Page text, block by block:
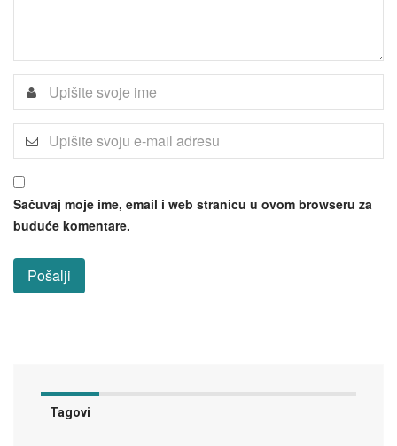
Sačuvaj moje ime, email i web stranicu u ovom browseru za
buduće komentare.
Tagovi